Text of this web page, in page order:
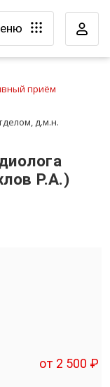
приём
д.м.н.
Р.А.)
от 2 500 ₽